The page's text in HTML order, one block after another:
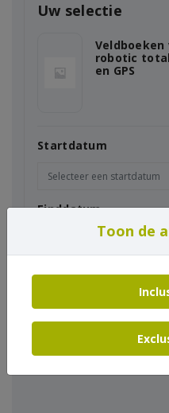
Uw selectie
Veldboeken
robotic
en GPS
Startdatum
Einddatum
Toon de